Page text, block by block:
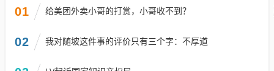
01 给美团外卖小哥的打赏，小哥收不到？
02 我对随坡这件事的评价只有三个字：不厚道